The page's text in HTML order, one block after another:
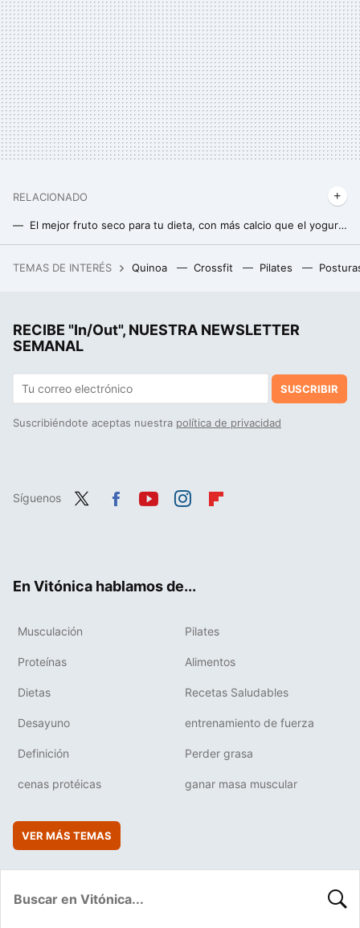
RELACIONADO
El mejor fruto seco para tu dieta, con más calcio que el yogur y más hierro que las lentejas
TEMAS DE INTERÉS Quinoa Crossfit Pilates
RECIBE "In/Out", NUESTRA NEWSLETTER
SEMANAL
SUSCRIBIR
Suscribiéndote aceptas nuestra política de privacidad
Síguenos
En Vitónica hablamos de...
Musculación Pilates
Proteínas Alimentos
Dietas Recetas Saludables
Desayuno entrenamiento de fuerza
Definición Perder grasa
cenas protéicas ganar masa muscular
VER MÁS TEMAS